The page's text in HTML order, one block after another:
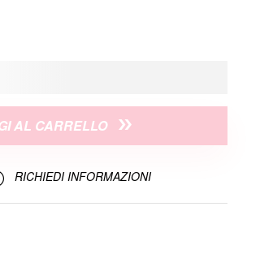
AL CARRELLO
RICHIEDI INFORMAZIONI